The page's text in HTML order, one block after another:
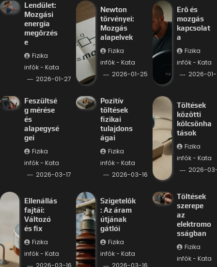
Lendület:
Mozgási
energia
megőrzés
e
Fizika
infók - Kata
2026-01-27
Newton
törvényei:
Mozgás
alapelvek
Fizika
infók - Kata
2026-01-25
Erő és
mozgás
kapcsolat
a
Fizika
infók - Kata
2026-
Feszültsé
g mérése
és
alapegysé
gei
Fizika
infók - Kata
2026-03-17
Pozitív
töltések
fizikai
tulajdons
ágai
Fizika
infók - Kata
2026-03-16
Töltések
közötti
kölcsönha
tások
Fizika
infók - Kata
2026-
Ellenállás
fajtái:
Változó
és fix
Fizika
infók - Kata
Szigetelők
: Az áram
útjának
gátlói
Fizika
infók - Kata
Töltések
szerepe
az
elektromo
sságban
Fizika
infók - Kata